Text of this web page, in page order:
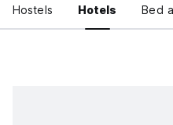
Hostels Hotels Bed